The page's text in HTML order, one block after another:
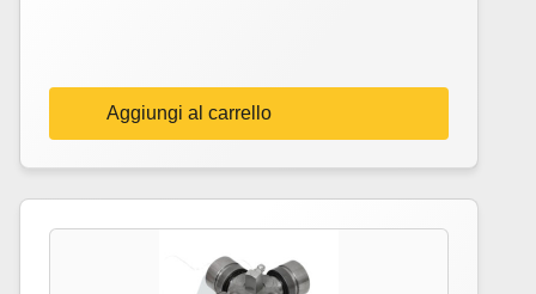
Aggiungi al carrello